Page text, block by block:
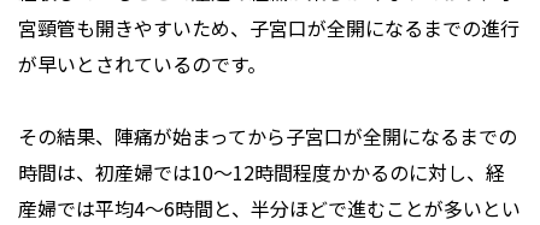
宮頸管も開きやすいため、子宮口が全開になるまでの進行
が早いとされているのです。
その結果、陣痛が始まってから子宮口が全開になるまでの
時間は、初産婦では10〜12時間程度かかるのに対し、経
産婦では平均4〜6時間と、半分ほどで進むことが多いとい